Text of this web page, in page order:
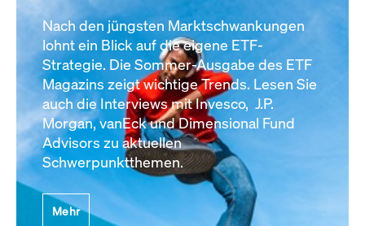
Nach den jüngsten Marktschwankungen
lohnt ein Blick auf die eigene ETF-
Strategie. Die Sommer-Ausgabe des ETF
Magazins zeigt wichtige Trends. Lesen Sie
auch die Interviews mit Invesco, J.P.
Morgan, vanEck und Dimensional Fund
Advisors zu aktuellen
Schwerpunktthemen.
Mehr